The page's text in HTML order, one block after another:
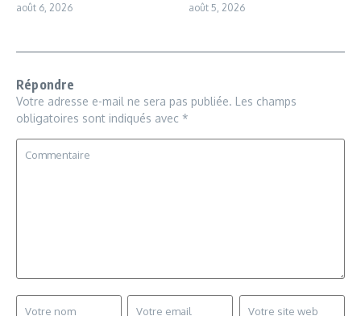
août 6, 2026 août 5, 2026
Répondre
Votre adresse e-mail ne sera pas publiée. Les champs
obligatoires sont indiqués avec *